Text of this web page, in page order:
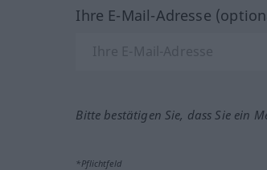
Ihre E-Mail-Adresse
Bitte bestätigen Sie, dass Sie ein
*Pflichtfeld